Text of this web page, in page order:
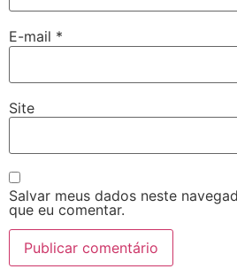
E-mail *
Site
Salvar meus dados neste
que eu comentar.